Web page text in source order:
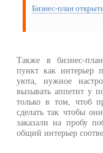
Бизнес-план
Также в бизнес-
пункт как интерьер
уюта, нужное
вызывать аппетит у
только в том, чтоб
сделать так чтобы
заказали на пробу
общий интерьер